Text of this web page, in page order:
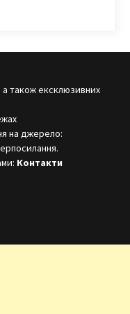
також ексклюзивних
на джерело:
Контакти